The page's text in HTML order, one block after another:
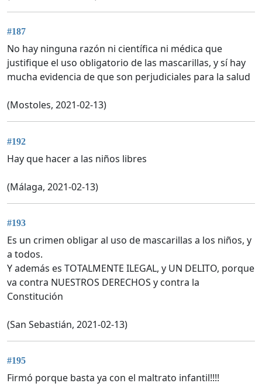
#187
No hay ninguna razón ni científica ni médica que
justifique el uso obligatorio de las mascarillas, y sí hay
mucha evidencia de que son perjudiciales para la salud
(Mostoles, 2021-02-13)
#192
Hay que hacer a las niños libres
(Málaga, 2021-02-13)
#193
Es un crimen obligar al uso de mascarillas a los niños, y
a todos.
Y además es TOTALMENTE ILEGAL, y UN DELITO, porque
va contra NUESTROS DERECHOS y contra la
Constitución
(San Sebastián, 2021-02-13)
#195
Firmó porque basta ya con el maltrato infantil!!!!